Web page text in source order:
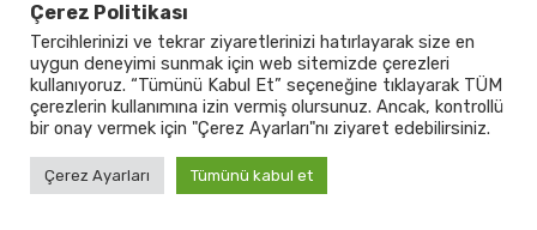
yatırma çekme
avs brokers şikayetler
Yatırım değelrnedirme
Aya Yatırım değerlendirme Aya Yatırım inceleme
Yatırım nasıl
Aya Yatırım nedir Aya Yatırım şikayetler
Aya Yatırım yorumlar
ayox trade
ayox trade 2022 ayox trade güvenilir mi ayox trade inceleme
trade lisanslı mı
ayox trade şikayetler bal fx bal fx güvenilir mi
bal fx inceleme
bal fx lisanslı mı
bal fx şikayetler balans fx balans fx güvenilir mi
Çerez Politikası
Tercihlerinizi ve tekrar ziyaretlerinizi hatırlayarak size en
uygun deneyimi sunmak için web sitemizde çerezleri
kullanıyoruz. “Tümünü Kabul Et” seçeneğine tıklayarak TÜM
çerezlerin kullanımına izin vermiş olursunuz. Ancak, kontrollü
bir onay vermek için "Çerez Ayarları"nı ziyaret edebilirsiniz.
Çerez Ayarları Tümünü kabul et